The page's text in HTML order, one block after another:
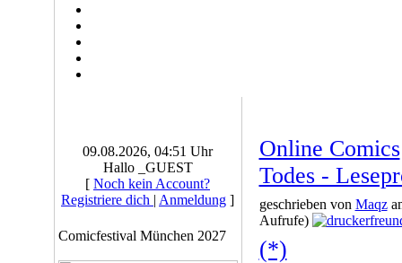
09.08.2026, 04:51 Uhr
Hallo _GUEST
[ Noch kein Account?
Registriere dich | Anmeldung ]
Comicfestival München 2027
Online Comics
Todes -
geschrieben von Maqz
Aufrufe)
(*)